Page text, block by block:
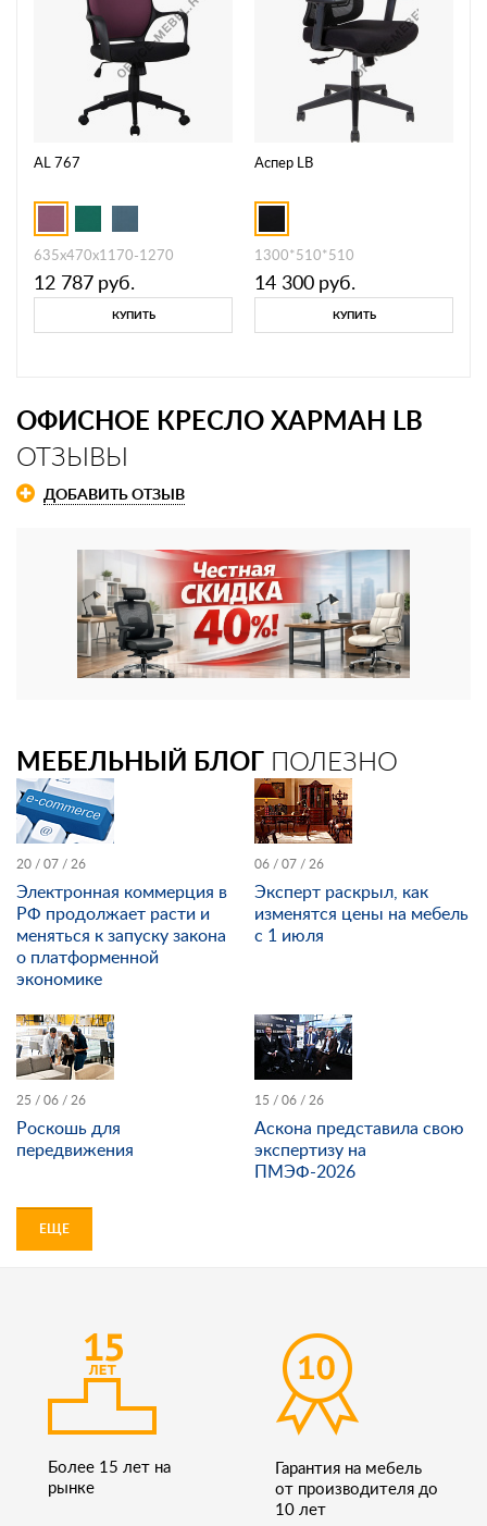
AL 767
635x470x1170-1270
12 787 руб.
КУПИТЬ
Аспер LB
1300*510*510
14 300 руб.
КУПИТЬ
ОФИСНОЕ КРЕСЛО ХАРМАН LB
ОТЗЫВЫ
ДОБАВИТЬ ОТЗЫВ
МЕБЕЛЬНЫЙ БЛОГ ПОЛЕЗНО
20 / 07 / 26
Электронная коммерция в
РФ продолжает расти и
меняться к запуску закона
о платформенной
экономике
06 / 07 / 26
Эксперт раскрыл, как
изменятся цены на мебель
с 1 июля
25 / 06 / 26
Роскошь для
передвижения
15 / 06 / 26
Аскона представила свою
экспертизу на
ПМЭФ-2026
ЕЩЕ
Более 15 лет на
рынке
Гарантия на мебель
от производителя до
10 лет